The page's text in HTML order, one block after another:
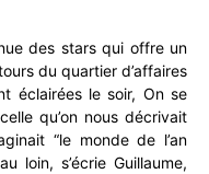
des stars qui offre un
du quartier d’affaires
éclairées le soir, On se
qu’on nous décrivait
“le monde de l’an
loin, s’écrie Guillaume,